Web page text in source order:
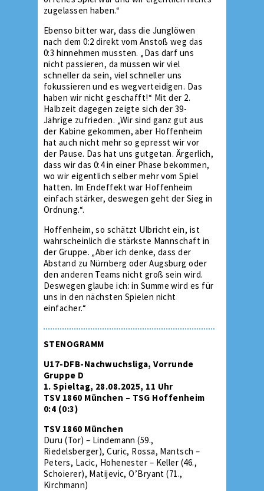
zugelassen haben.“
Ebenso bitter war, dass die Junglöwen
nach dem 0:2 direkt vom Anstoß weg das
0:3 hinnehmen mussten. „Das darf uns
nicht passieren, da müssen wir viel
schneller da sein, viel schneller uns
fokussieren und es wegverteidigen. Das
haben wir nicht geschafft!“ Mit der 2.
Halbzeit dagegen zeigte sich der 39-
Jährige zufrieden. „Wir sind ganz gut aus
der Kabine gekommen, aber Hoffenheim
hat auch nicht mehr so gepresst wir vor
der Pause. Das hat uns gutgetan. Ärgerlich,
dass wir das 0:4 in einer Phase bekommen,
wo wir eigentlich selber mehr vom Spiel
hatten. Im Endeffekt war Hoffenheim
einfach stärker, deswegen geht der Sieg in
Ordnung.“.
Hoffenheim, so schätzt Ulbricht ein, ist
wahrscheinlich die stärkste Mannschaft in
der Gruppe. „Aber ich denke, dass der
Abstand zu Nürnberg oder Augsburg oder
den anderen Teams nicht groß sein wird.
Deswegen glaube ich: in Summe wird es für
uns in den nächsten Spielen nicht
einfacher.“
STENOGRAMM
U17-DFB-Nachwuchsliga, Vorrunde
Gruppe D
1. Spieltag, 28.08.2025, 11 Uhr
TSV 1860 München – TSG Hoffenheim
0:4 (0:3)
TSV 1860 München
Duru (Tor) – Lindemann (59.,
Riedelsberger), Curic, Rossa, Mantsch –
Peters, Lacic, Hohenester – Keller (46.,
Schoierer), Matijevic, O’Bryant (71.,
Kirchmann)